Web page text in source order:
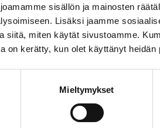
sisällön ja mainosten
Lisäksi jaamme
siitä, miten käytät sivustoamme.
on kerätty, kun olet käyttänyt heidän
Mieltymykset